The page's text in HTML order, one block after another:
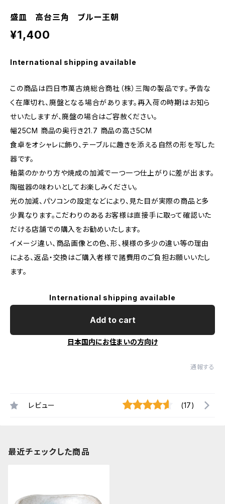
盛皿 高台三角 ブルー王朝
¥1,400
International shipping available
この商品は四日市萬古焼総合商社（株）三陶の製品です。予告な
く在庫切れ、廃盤となる場合があります。再入荷の時期はお知ら
せいたしますが、廃盤の場合はご容赦ください。
幅25CM 商品の奥行き21.7 商品の高さ5CM
食卓をオシャレに飾り、テーブルに趣きを添える自然の形を写した
器です。
釉薬のかかり方や焼成の加減で一つ一つ仕上がりに差が出ます。
陶磁器の味わいとしてお楽しみください。
光の加減、パソコンの設定などにより、見た目が実際の商品と多
少異なります。こだわりのあるお客様は直接手に取って確認いた
だける店舗での購入をお勧めいたします。
イメージ違い、商品画像との色、形、模様の多少の違い等の理由
による、返品・交換はご購入者様で諸費用のご負担お願いいたし
ます。
International shipping available
Add to cart
日本国内にお住まいの方向け
通報する
レビュー (17)
最近チェックした商品